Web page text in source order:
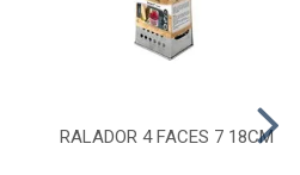
RALADOR 4 FACES 7 18CM